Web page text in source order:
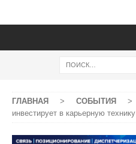
ГЛАВНАЯ > СОБЫТИЯ >
инвестирует в карьерную технику